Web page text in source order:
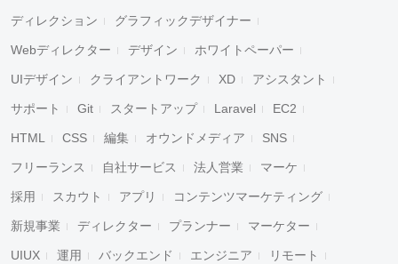
ディレクション グラフィックデザイナー
Webディレクター デザイン ホワイトペーパー
UIデザイン クライアントワーク XD アシスタント
サポート Git スタートアップ Laravel EC2
HTML CSS 編集 オウンドメディア SNS
フリーランス 自社サービス 法人営業 マーケ
採用 スカウト アプリ コンテンツマーケティング
新規事業 ディレクター プランナー マーケター
UIUX 運用 バックエンド エンジニア リモート